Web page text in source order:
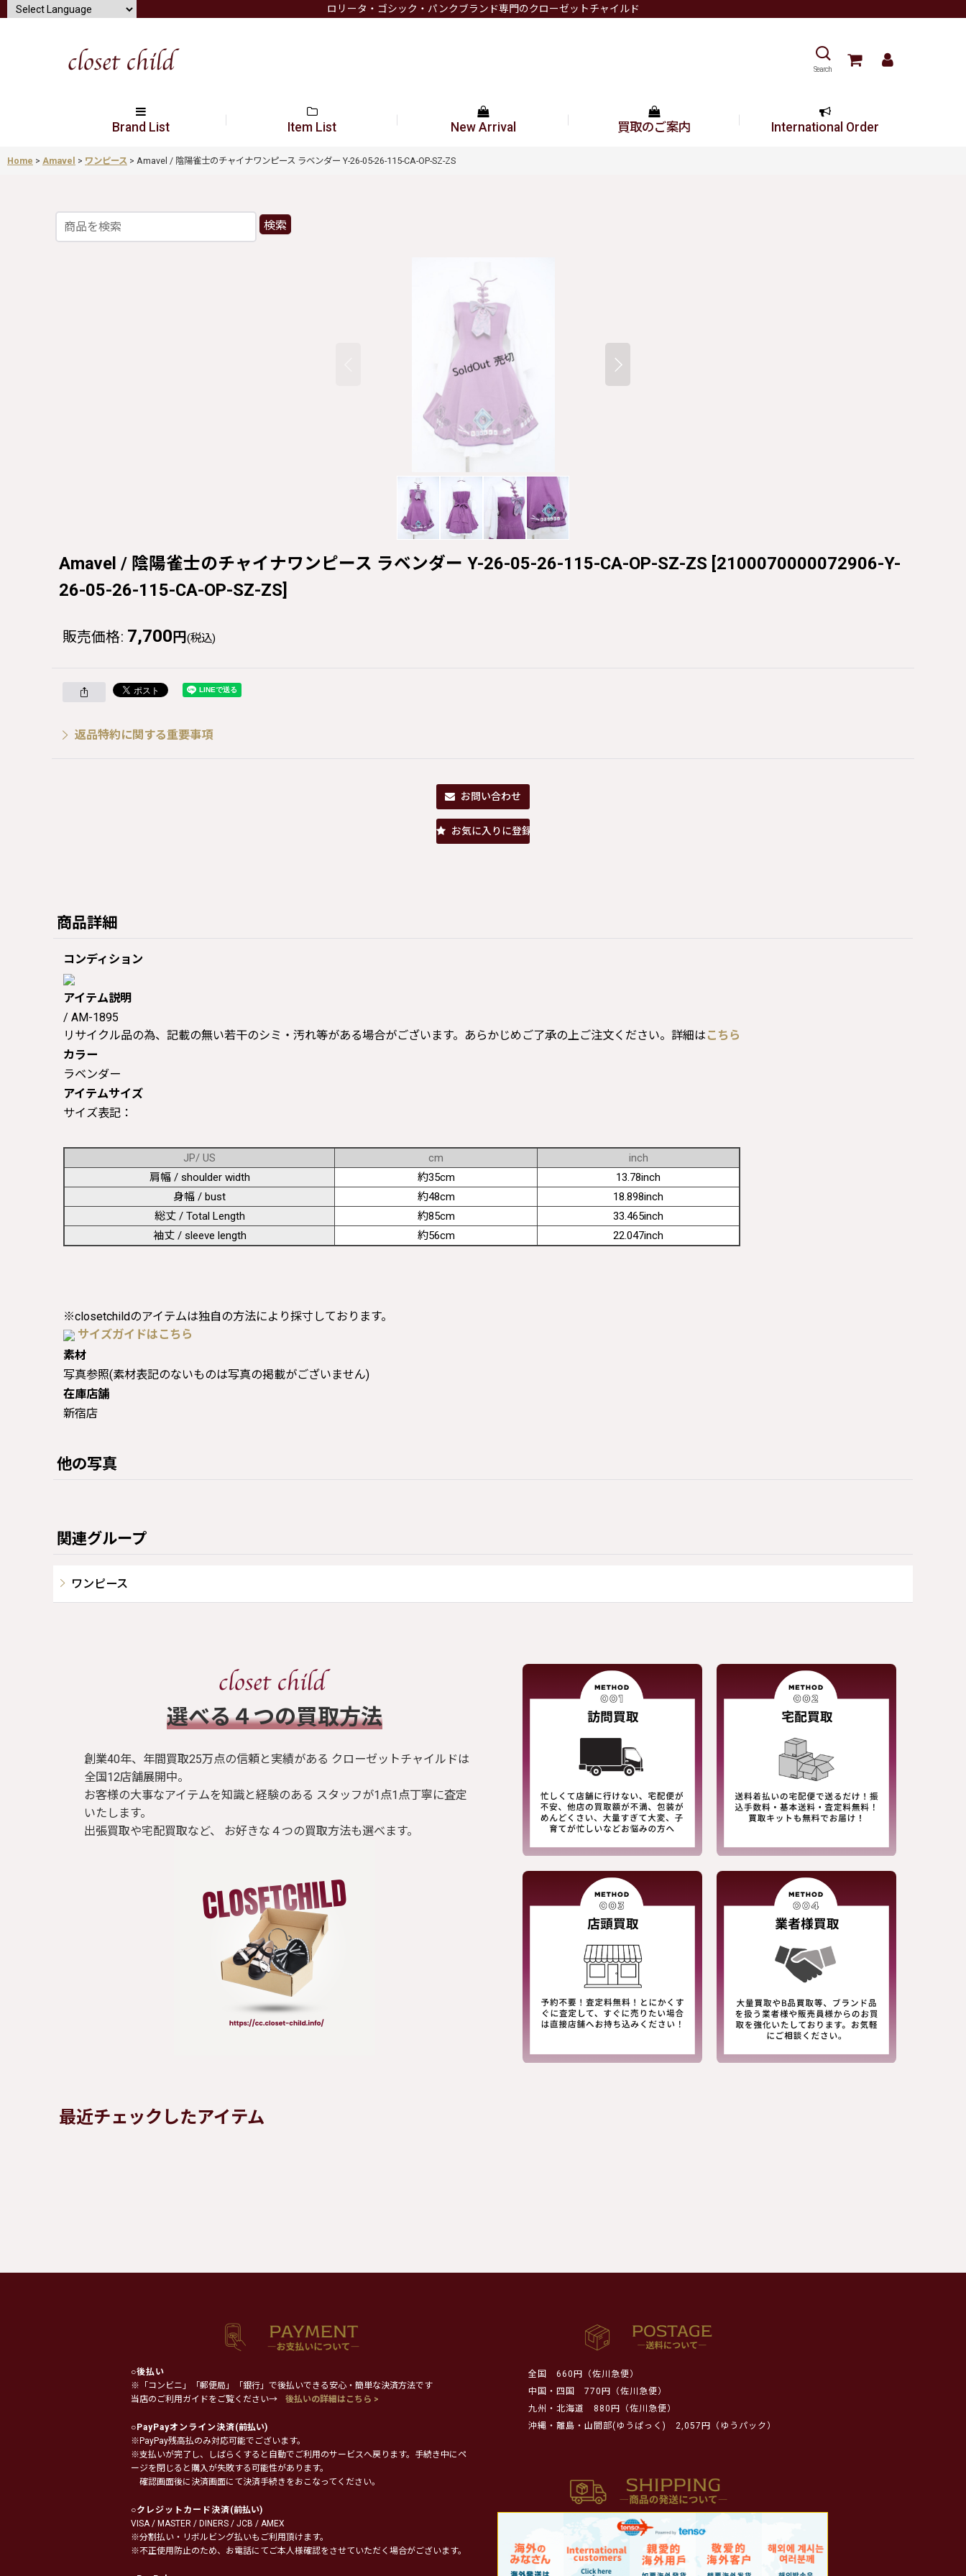
ロリータ・ゴシック・パンクブランド専門のクローゼットチャイルド
Search
Brand List Item List New Arrival 買取のご案内 International Order
Home > Amavel > ワンピース > Amavel / 陰陽雀士のチャイナワンピース ラベンダー Y-26-05-26-115-CA-OP-SZ-ZS
検索
Amavel / 陰陽雀士のチャイナワンピース ラベンダー Y-26-05-26-115-CA-OP-SZ-ZS [2100070000072906-Y-
26-05-26-115-CA-OP-SZ-ZS]
販売価格: 7,700 円 (税込)
返品特約に関する重要事項
お問い合わせ
お気に入りに登録
商品詳細
コンディション
アイテム説明
/ AM-1895
リサイクル品の為、記載の無い若干のシミ・汚れ等がある場合がございます。あらかじめご了承の上ご注文ください。詳細は こちら
カラー
ラベンダー
アイテムサイズ
サイズ表記：
JP/ US cm
inch
肩幅 / shoulder width
約35cm
13.78inch
身幅 / bust
約48cm
18.898inch
総丈 / Total Length
約85cm
33.465inch
袖丈 / sleeve length
約56cm 22.047inch
※closetchildのアイテムは独自の方法により採寸しております。
サイズガイドはこちら
素材
写真参照(素材表記のないものは写真の掲載がございません)
在庫店舗
新宿店
他の写真
関連グループ
ワンピース
​選べる４つの買取方法
創業40年、年間買取25万点の信頼と実績がある クローゼットチャイルドは
全国12店舗展開中。
お客様の大事なアイテムを知識と経験のある スタッフが1点1点丁寧に査定
いたします。
出張買取や宅配買取など、 お好きな４つの買取方法も選べます。
最近チェックしたアイテム
○後払い
※「コンビニ」「郵便局」「銀行」で後払いできる安心・簡単な決済方法です
当店のご利用ガイドをご覧ください→
後払いの詳細はこちら >
○PayPayオンライン決済(前払い)
※PayPay残高払のみ対応可能でございます。
※支払いが完了し、しばらくすると自動でご利用のサービスへ戻ります。手続き中にペ
ージを閉じると購入が失敗する可能性があります。
確認画面後に決済画面にて決済手続きをおこなってください。
○クレジットカード決済(前払い)
VISA / MASTER / DINERS / JCB / AMEX
※分割払い・リボルビング払いもご利用頂けます。
※不正使用防止のため、お電話にてご本人様確認をさせていただく場合がございます。
全国
660円（佐川急便）
中国・四国
770円（佐川急便）
九州・北海道
880円（佐川急便）
沖縄・離島・山間部(ゆうぱっく)
2,057円（ゆうパック）